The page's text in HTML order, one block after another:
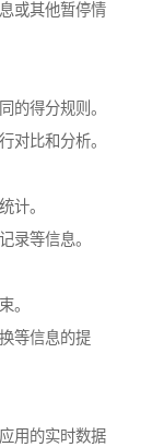
或其他暂停情
的得分规则。
对比和分析。
计。
录等信息。
。
等信息的提
用的实时数据